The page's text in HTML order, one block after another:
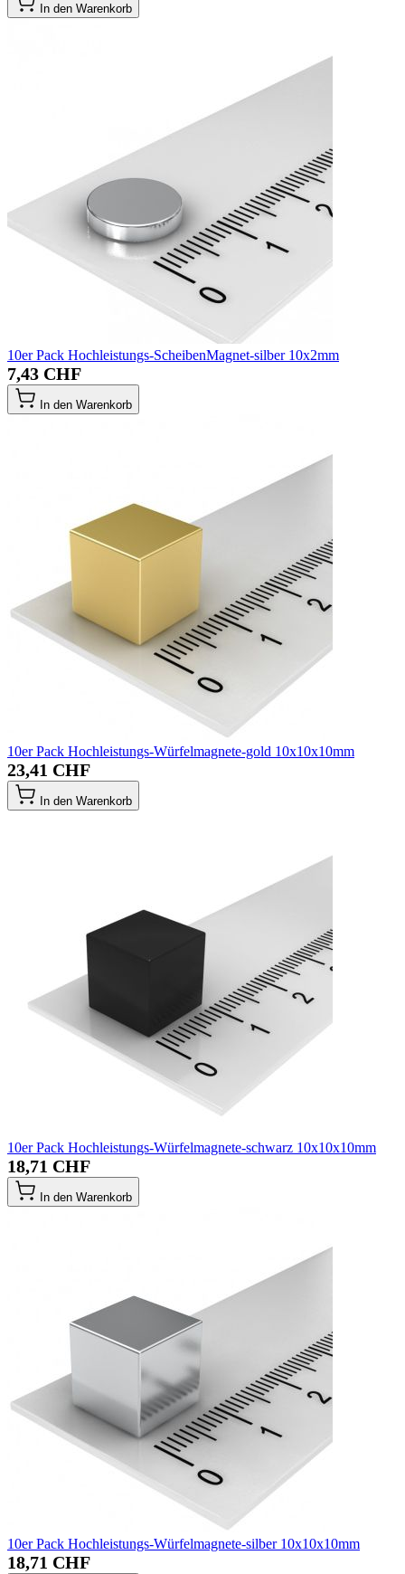
In den Warenkorb
10er Pack Hochleistungs-ScheibenMagnet-silber 10x2mm
7,43 CHF
In den Warenkorb
10er Pack Hochleistungs-Würfelmagnete-gold 10x10x10mm
23,41 CHF
In den Warenkorb
10er Pack Hochleistungs-Würfelmagnete-schwarz 10x10x10mm
18,71 CHF
In den Warenkorb
10er Pack Hochleistungs-Würfelmagnete-silber 10x10x10mm
18,71 CHF